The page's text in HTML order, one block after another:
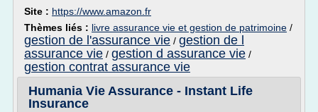
Site : https://www.amazon.fr
Thèmes liés : livre assurance vie et gestion de patrimoine /
gestion de l'assurance vie / gestion de l
assurance vie / gestion d assurance vie /
gestion contrat assurance vie
Humania Vie Assurance - Instant Life
Insurance